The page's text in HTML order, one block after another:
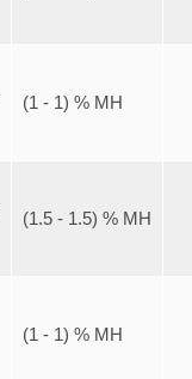
(1 - 1) % MH
(1.5 - 1.5) % MH
(1 - 1) % MH